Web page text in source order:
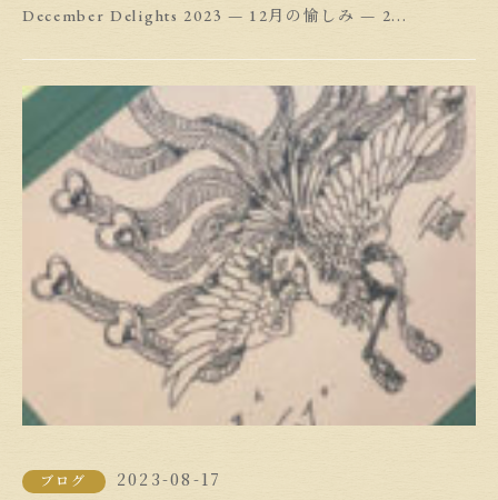
December Delights 2023 — 12月の愉しみ — 2...
ブログ 2023-08-17